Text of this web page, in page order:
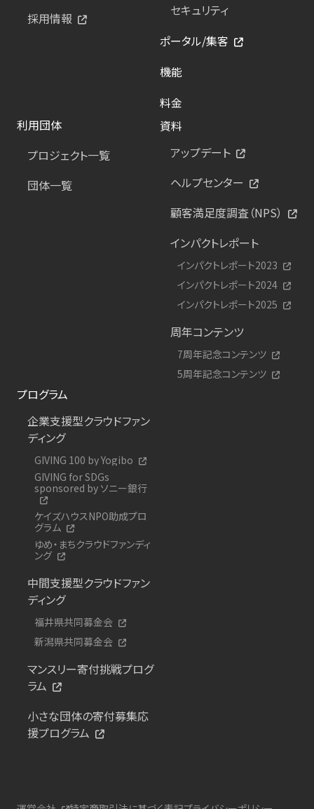
採用情報
セキュリティ
ポータル/集客
機能
料金
利用団体
プロジェクト一覧
団体一覧
資料
アップデート
ヘルプセンター
顧客満足度調査（NPS）
インパクトレポート
インパクトレポート2023
インパクトレポート2024
インパクトレポート2025
周年コンテンツ
7周年記念コンテンツ
5周年記念コンテンツ
プログラム
企業支援型クラウドファン
ディング
GIVING 100 by Yogibo
GIVING for SDGs
sponsored by ソニー銀行
ケイズハウスNPO助成プロ
グラム
ゆめ・まちクラウドファンディ
ング
中間支援型クラウドファン
ディング
福井県共同募金会
新潟県共同募金会
マンスリー寄付挑戦プログ
ラム
小さな団体の寄付募集応
援プログラム